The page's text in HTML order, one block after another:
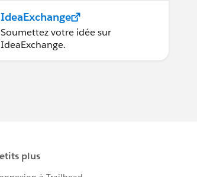
IdeaExchange
Soumettez votre idée sur
IdeaExchange.